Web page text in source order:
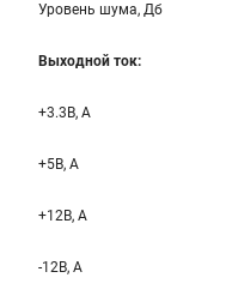
Уровень шума, Дб
Выходной ток:
+3.3B, А
+5B, А
+12B, A
-12B, A